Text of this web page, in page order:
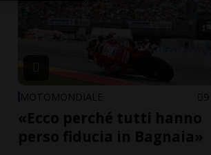
MOTOMONDIALE
«Ecco perché tutti hanno
perso fiducia in Bagnaia»